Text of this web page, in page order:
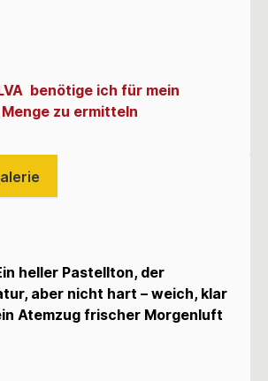
benötige ich für mein
Menge zu ermitteln
heller Pastellton, der
aber nicht hart – weich, klar
Atemzug frischer Morgenluft